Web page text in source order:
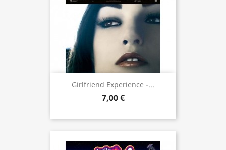
Girlfriend Experience -...
7,00 €